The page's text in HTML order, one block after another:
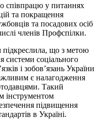
співпрацю у питаннях
та покращення
та посадових осіб
членів Профспілки.
що з метою
системи соціального
і зобов’язань України
є налагодження
Такий
інструментом
підвищення
в Україні.